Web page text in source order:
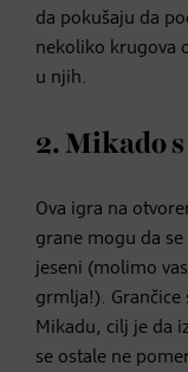
da pokušaju da
nekoliko krugova
u njih.
2. Mikado
Ova igra na
grane mogu da
jeseni (molimo
grmlja!). Grančice
Mikadu, cilj je da
se ostale ne